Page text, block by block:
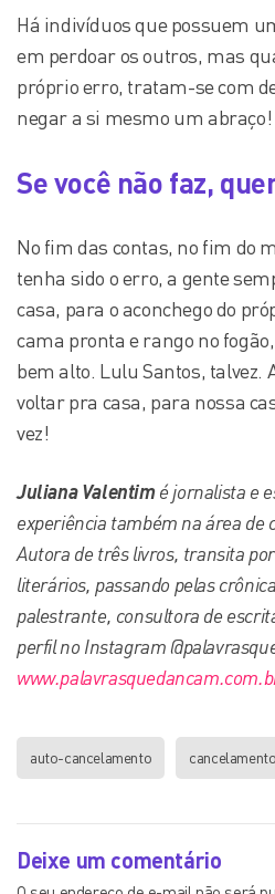
Há indivíduos que possuem
em perdoar os outros, mas
próprio erro, tratam-se com
negar a si mesmo um abraço!
Se você não faz,
No fim das contas, no fim do
tenha sido o erro, a gente
casa, para o aconchego do
cama pronta e rango no
bem alto. Lulu Santos, talvez.
voltar pra casa, para nossa
vez!
Juliana Valentimé jornalista e
experiência também na área de
Autora de três livros, transita
literários, passando pelas
palestrante, consultora de
perfil no Instagram
auto-cancelamento cancelamento
Deixe um comentário